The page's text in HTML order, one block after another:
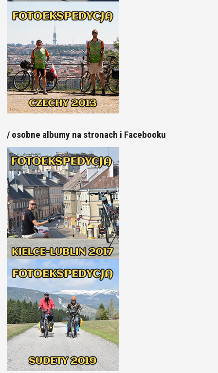
/ osobne albumy na stronach i Facebooku